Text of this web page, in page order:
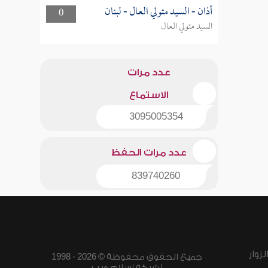
0
أذان - السيد متولي العال - لبنان
السيد متولي العال
عدد مرات
الاستماع
3095005354
عدد مرات الحفظ
839740260
جميع الحقوق محفوظة © 2026 - 1998